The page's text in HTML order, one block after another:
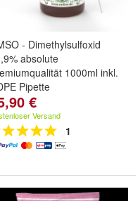
- Dimethylsulfoxid
absolute
1000ml inkl.
Pipette
€
Versand
1